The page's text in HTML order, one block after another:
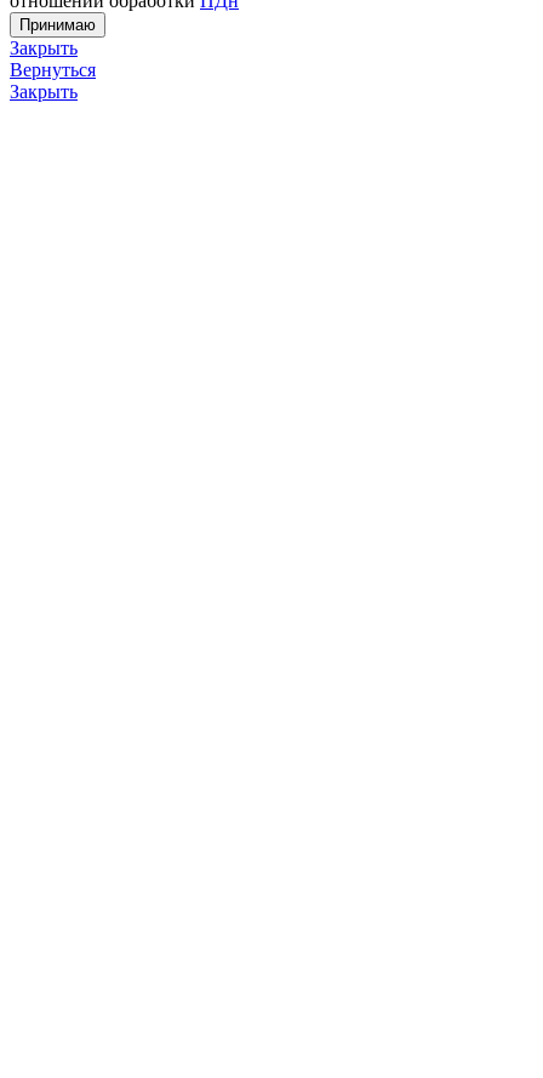
Принимаю
Закрыть
Вернуться
Закрыть